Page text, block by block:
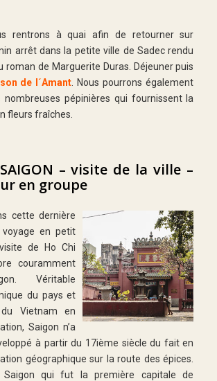
rentrons à quai afin de retourner sur
arrêt dans la petite ville de Sadec rendu
roman de Marguerite Duras. Déjeuner puis
de l´Amant . Nous pourrons également
nombreuses pépinières qui fournissent la
fleurs fraîches.
SAIGON – visite de la ville –
en groupe
cette dernière
en petit
de Ho Chi
couramment
Véritable
du pays et
Vietnam en
Saigon n’a
à partir du 17ième siècle du fait en
géographique sur la route des épices.
Saigon qui fut la première capitale de